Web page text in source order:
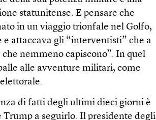
statunitense. E pensare che
in un viaggio trionfale nel Golfo,
attaccava gli “interventisti” che a
nemmeno capiscono”. In quel
alle avventure militari, come
di fatti degli ultimi dieci giorni è
a seguirlo. Il presidente degli